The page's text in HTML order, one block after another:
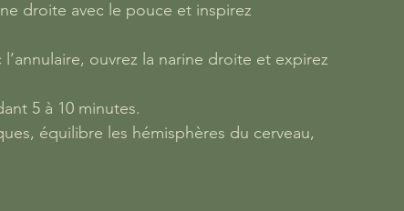
droite avec le pouce et inspirez
ouvrez la narine droite et expirez
5 à 10 minutes.
équilibre les hémisphères du cerveau,